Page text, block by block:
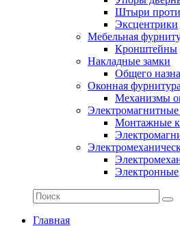
Штыри
Эксцентрики
Мебельная
Кронштейны
Накладные замки
Общего
Оконная фурнитура
Механизмы
Электромагнитные
Монтажные
Электронные
Главная